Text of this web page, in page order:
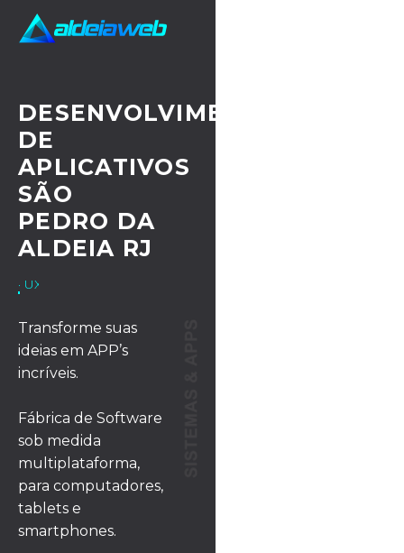
DESENVOLVIMENTO
DE
APLICATIVOS
SÃO
PEDRO DA
ALDEIA RJ
· UX/UI DESIGN
Transforme suas
ideias em APP’s
incríveis.
Fábrica de Software
sob medida
multiplataforma,
para computadores,
tablets e
smartphones.